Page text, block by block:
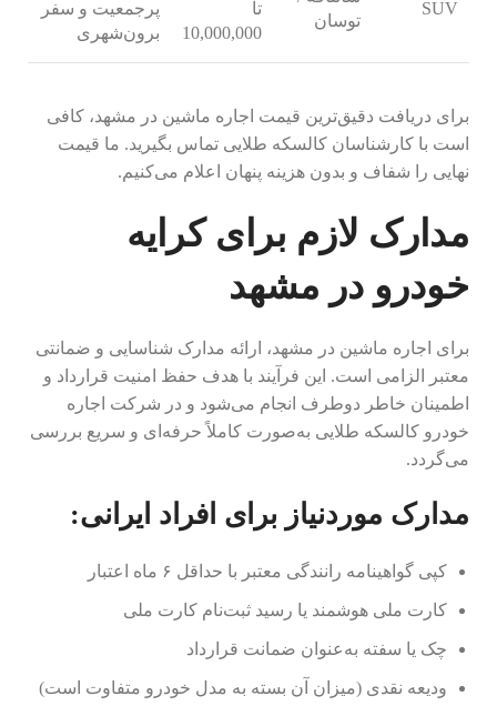
SUV
توسان
تا
10,000,000
پرجمعیت و سفر
برون‌شهری
برای دریافت دقیق‌ترین قیمت اجاره ماشین در مشهد، کافی
است با کارشناسان کالسکه طلایی تماس بگیرید. ما قیمت
نهایی را شفاف و بدون هزینه پنهان اعلام می‌کنیم.
مدارک لازم برای کرایه
خودرو در مشهد
برای اجاره ماشین در مشهد، ارائه مدارک شناسایی و ضمانتی
معتبر الزامی است. این فرآیند با هدف حفظ امنیت قرارداد و
اطمینان خاطر دوطرف انجام می‌شود و در شرکت اجاره
خودرو کالسکه طلایی به‌صورت کاملاً حرفه‌ای و سریع بررسی
می‌گردد.
مدارک موردنیاز برای افراد ایرانی:
کپی گواهینامه رانندگی معتبر با حداقل ۶ ماه اعتبار
کارت ملی هوشمند یا رسید ثبت‌نام کارت ملی
چک یا سفته به‌عنوان ضمانت قرارداد
ودیعه نقدی (میزان آن بسته به مدل خودرو متفاوت است)